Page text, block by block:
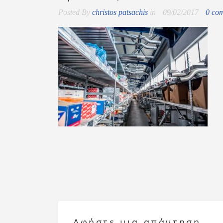
Posted By christos patsachis in 09/02/2017 0